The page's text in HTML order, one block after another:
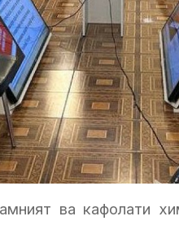
ва кафолати